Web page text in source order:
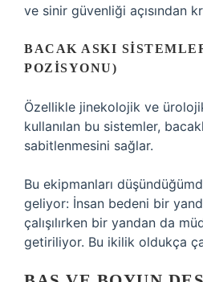
ve sinir güvenliği açısından
BACAK ASKI
POZISYONU)
Özellikle jinekolojik ve
kullanılan bu sistemler,
sabitlenmesini sağlar.
Bu ekipmanları
geliyor: İnsan bedeni bir
çalışılırken bir yandan da
getiriliyor. Bu ikilik oldukça